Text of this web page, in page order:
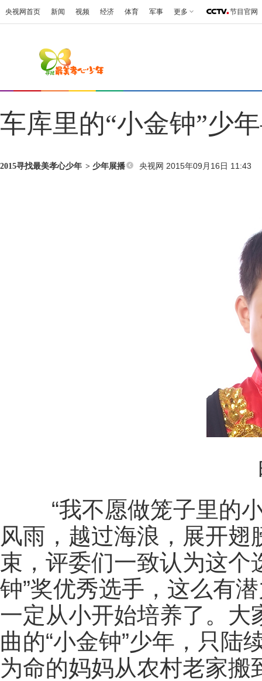
央视网首页 新闻 视频 经济 体育 军事 更多 节目官网
车库里的“小金钟”少
2015寻找最美孝心少年 > 少年展播 央视网 2015年09月16日 11:43
“我不愿做笼子里的小
风雨，越过海浪，展开
束，评委们一致认为这个
钟”奖优秀选手，这么有
一定从小开始培养了。大
曲的“小金钟”少年，只陆
为命的妈妈从农村老家